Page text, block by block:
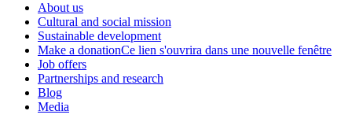
About us
Cultural and social mission
Sustainable development
Make a donationCe lien s'ouvrira dans une nouvelle fenêtre
Job offers
Partnerships and research
Blog
Media